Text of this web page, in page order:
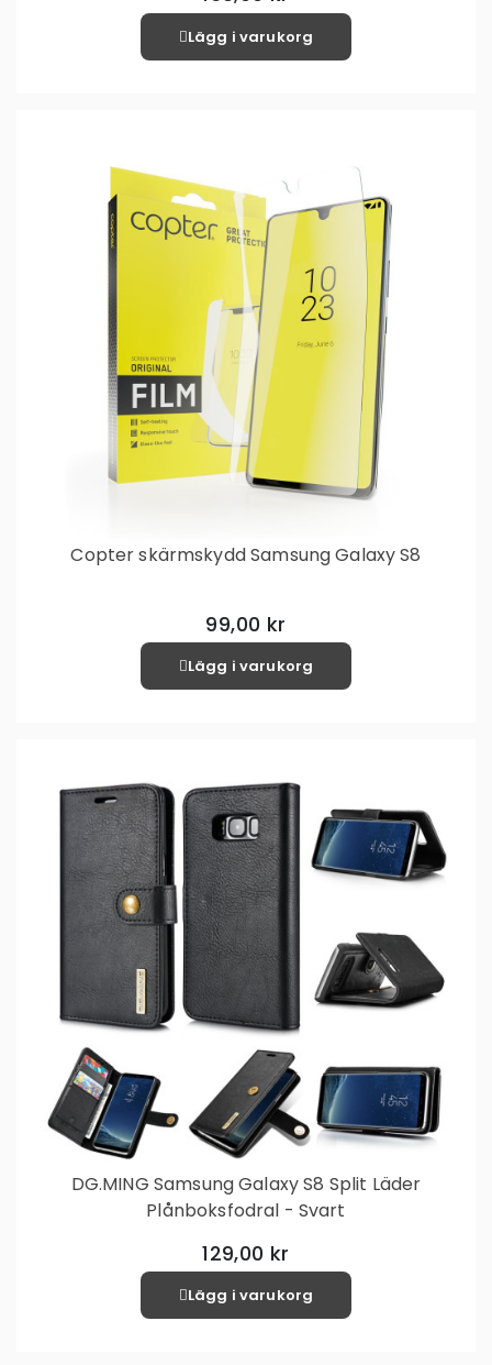
Lägg i varukorg
Copter skärmskydd Samsung Galaxy S8
99,00 kr
Lägg i varukorg
DG.MING Samsung Galaxy S8 Split Läder
Plånboksfodral - Svart
129,00 kr
Lägg i varukorg